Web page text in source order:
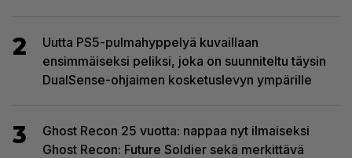
2
Uutta PS5-pulmahyppelyä kuvaillaan
ensimmäiseksi peliksi, joka on suunniteltu täysin
DualSense-ohjaimen kosketuslevyn ympärille
3
Ghost Recon 25 vuotta: nappaa nyt ilmaiseksi
Ghost Recon: Future Soldier sekä merkittävä